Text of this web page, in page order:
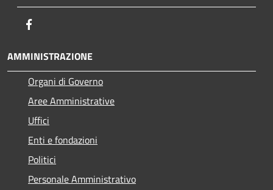
AMMINISTRAZIONE
Organi di Governo
Aree Amministrative
Uffici
Enti e fondazioni
Politici
Personale Amministrativo